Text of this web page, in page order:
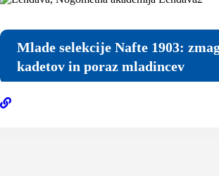
Mlade selekcije Nafte 1903:
kadetov in poraz mladincev